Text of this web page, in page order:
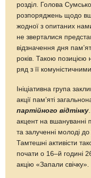
розділ. Голова
розпоряджень щодо
жодної з опитаних
не зверталися
відзначення дня
років. Такою позицією
ряд з її
Ініціативна група
акції пам’яті
партійного відтінку
акцент на вшануванні
та залученні молоді
Тамтешні активісти
почати о 16–й годині
акцію «Запали свічку».